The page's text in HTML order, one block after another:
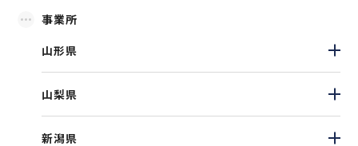
事業所
山形県
山梨県
新潟県